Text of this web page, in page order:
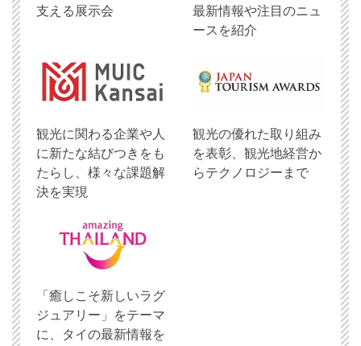
支える展示会
最新情報や注目のニュ
ースを紹介
観光に関わる企業や人
に新たな結びつきをも
たらし、様々な課題解
決を実現
観光の優れた取り組み
を表彰、観光地経営か
らテクノロジーまで
「癒しこそ新しいラグ
ジュアリー」をテーマ
に、タイの最新情報を